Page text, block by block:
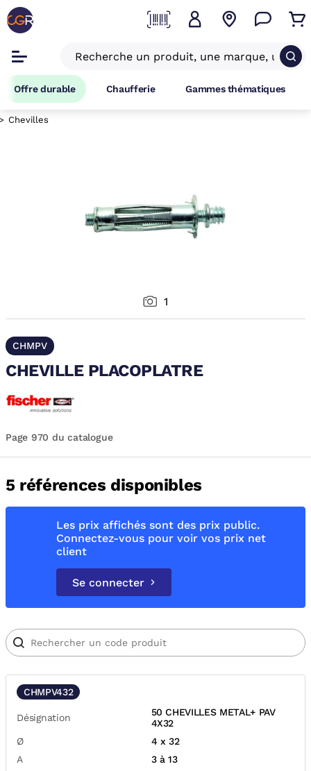
Offre durable Chaufferie Gammes thématiques
Chevilles
1
CHMPV
CHEVILLE PLACOPLATRE
Page 970 du catalogue
5 références disponibles
Les prix affichés sont des prix public.
Connectez-vous pour voir vos prix net
client
Se connecter
CHMPV432
Désignation
50 CHEVILLES METAL+ PAV
4X32
Ø
4 x 32
A
3 à 13